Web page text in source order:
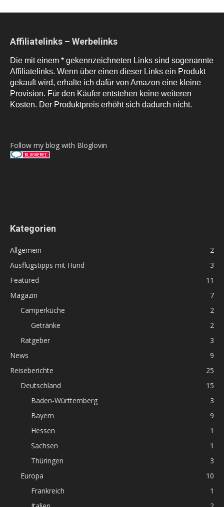
Affiliatelinks – Werbelinks
Die mit einem * gekennzeichneten Links sind sogenannte
Affiliatelinks. Wenn über einen dieser Links ein Produkt
gekauft wird, erhalte ich dafür von Amazon eine kleine
Provision. Für den Käufer entstehen keine weiteren
Kosten. Der Produktpreis erhöht sich dadurch nicht.
Follow my blog with Bloglovin
Kategorien
Allgemein
2
Ausflugstipps mit Hund
3
Featured
11
Magazin
7
Camperküche
2
Getränke
2
Ratgeber
3
News
9
Reiseberichte
25
Deutschland
15
Baden-Württemberg
3
Bayern
9
Hessen
1
Sachsen
1
Thüringen
3
Europa
10
Frankreich
1